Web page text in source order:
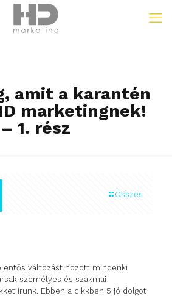
amit a karantén
marketingnek!
– 1. rész
Összes
változást hozott mindenki
személyes és szakmai
írunk. Ebben a cikkben 5 jó dolgot